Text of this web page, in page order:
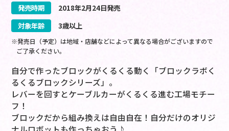
発売時期
2018年2月24日発売
対象年齢
3歳以上
※発売日（予定）は地域・店舗などによって異なる場合がございますので
ご了承ください。
自分で作ったブロックがくるくる動く「ブロックラボく
るくるブロックシリーズ」。
レバーを回すとケーブルカーがくるくる進む工場モチー
フ！
ブロックだから組み換えは自由自在！自分だけのオリジ